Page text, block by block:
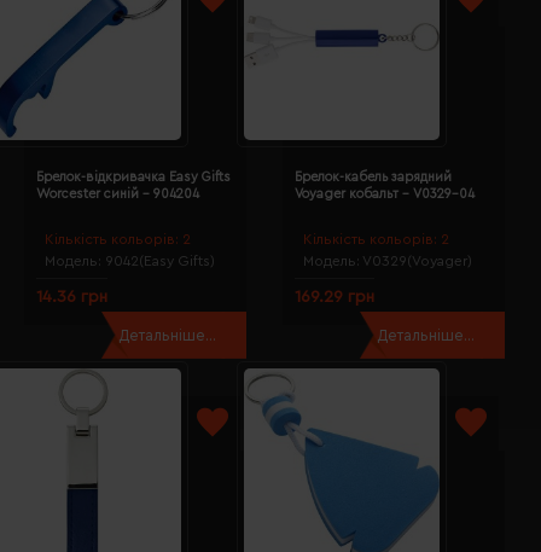
Кількість кольорів: 2
Модель: 9042(Easy Gifts)
Брелок-відкривачка Easy Gifts
Worcester синій - 904204
14.36 грн
Детальніше...
Кількість кольорів: 2
Модель: V0329(Voyager)
Брелок-кабель зарядний
Voyager кобальт - V0329-04
169.29 грн
Детальніше...